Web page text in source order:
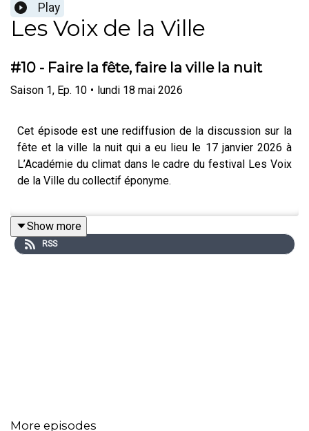
Play
Les Voix de la Ville
#10 - Faire la fête, faire la ville la nuit
Saison 1, Ep. 10 • lundi 18 mai 2026
Cet épisode est une rediffusion de la discussion sur la
fête et la ville la nuit qui a eu lieu le 17 janvier 2026 à
L’Académie du climat dans le cadre du festival Les Voix
de la Ville du collectif éponyme.
Dans cet échange animé par Colline François et Manon
Terrasse nous entendons Emmanuelle Lallement, Sara
Show more
RSS
More episodes